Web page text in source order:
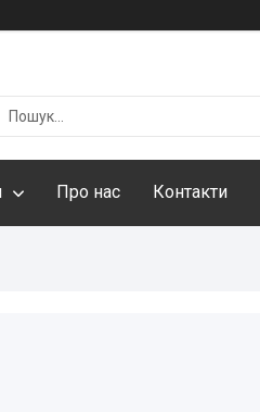
Про нас Контакти